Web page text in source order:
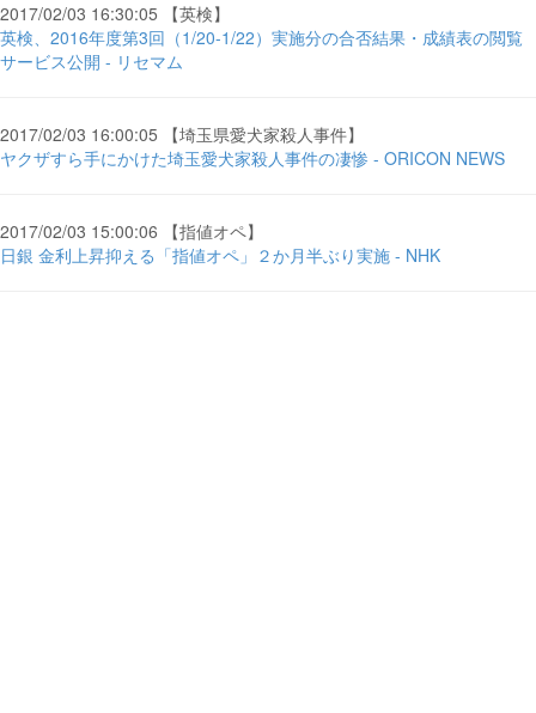
2017/02/03 16:30:05 【英検】
英検、2016年度第3回（1/20-1/22）実施分の合否結果・成績表の閲覧
サービス公開 - リセマム
2017/02/03 16:00:05 【埼玉県愛犬家殺人事件】
ヤクザすら手にかけた埼玉愛犬家殺人事件の凄惨 - ORICON NEWS
2017/02/03 15:00:06 【指値オペ】
日銀 金利上昇抑える「指値オペ」２か月半ぶり実施 - NHK